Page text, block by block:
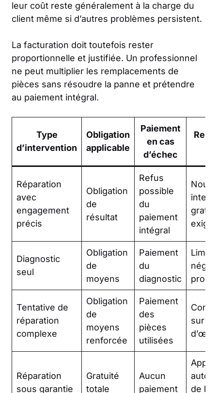
leur coût reste généralement à la charge du
client même si d’autres problèmes persistent.
La facturation doit toutefois rester
proportionnelle et justifiée. Un professionnel
ne peut multiplier les remplacements de
pièces sans résoudre la panne et prétendre
au paiement intégral.
Type
d’intervention
Obligation
applicable
Paiement
en cas
d’échec
Réparation
avec
engagement
précis
Obligation
de
résultat
Refus
possible
du
paiement
intégral
Diagnostic
seul
Obligation
de
moyens
Paiement
du
diagnostic
Tentative de
réparation
complexe
Obligation
de
moyens
renforcée
Paiement
des
pièces
utilisées
sur la
Réparation
sous garantie
Gratuité
totale
Aucun
paiement
de la